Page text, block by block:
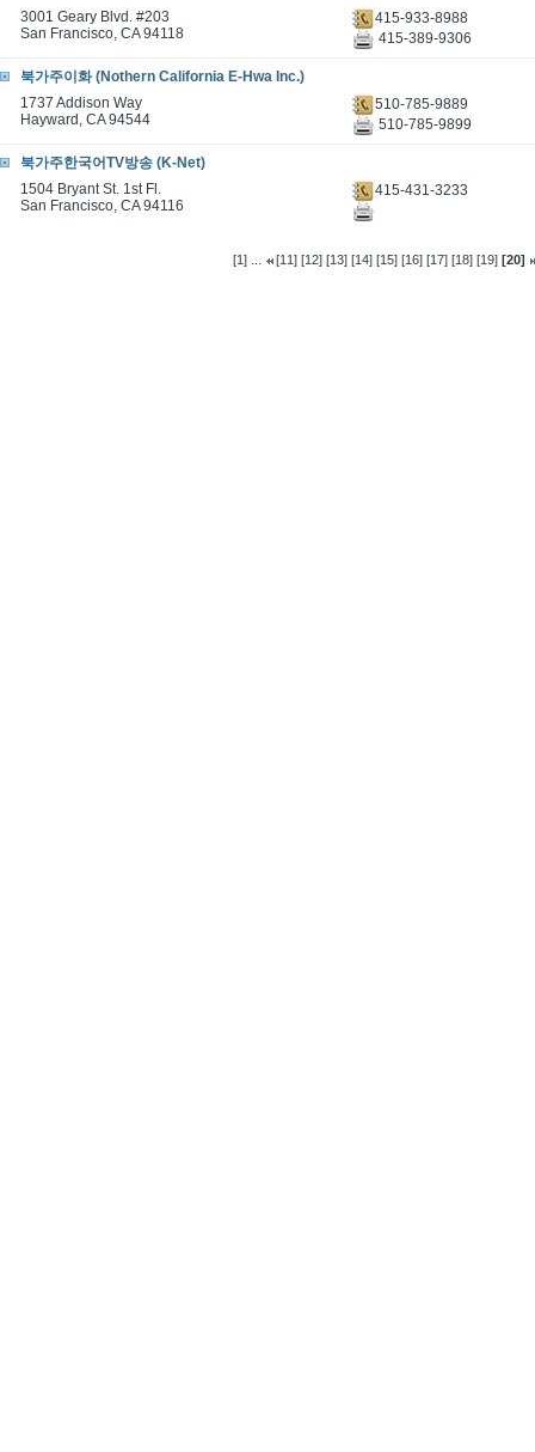
3001 Geary Blvd. #203
San Francisco, CA 94118
415-933-8988
415-389-9306
북가주이화 (Nothern California E-Hwa Inc.)
1737 Addison Way
Hayward, CA 94544
510-785-9889
510-785-9899
북가주한국어TV방송 (K-Net)
1504 Bryant St. 1st Fl.
San Francisco, CA 94116
415-431-3233
[1] ... [11] [12] [13] [14] [15] [16] [17] [18] [19] [20]